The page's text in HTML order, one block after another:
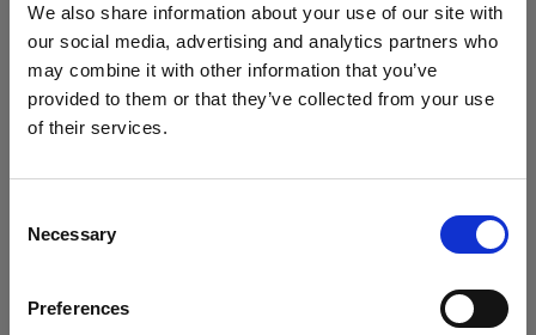
We also share information about your use of our site with
our social media, advertising and analytics partners who
may combine it with other information that you’ve
provided to them or that they’ve collected from your use
of their services.
Selection
Necessary
Preferences
¿Quieres actualizar tu ubicación?
Profoto Softbox Rectangular White